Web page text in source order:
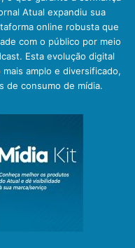
Atual expandiu sua
online robusta que
com o público por meio
Esta evolução digital
amplo e diversificado,
de consumo de mídia.